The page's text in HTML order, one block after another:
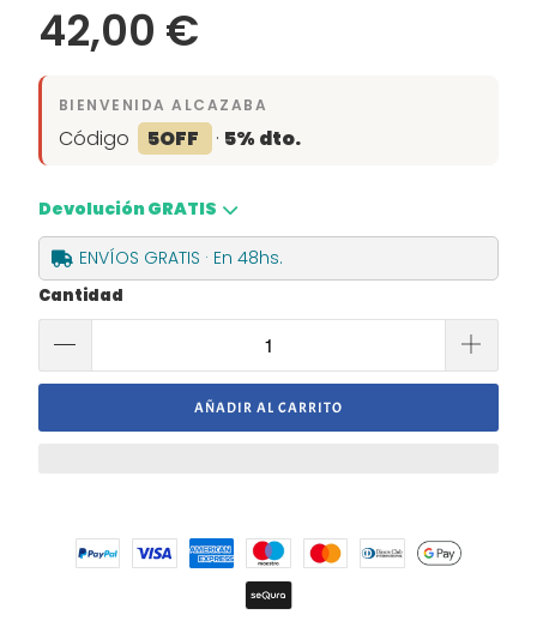
42,00 €
BIENVENIDA ALCAZABA
Código 5OFF · 5% dto.
Devolución GRATIS
ENVÍOS GRATIS · En 48hs.
Cantidad
AÑADIR AL CARRITO